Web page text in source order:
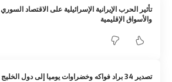
تأثير الحرب الإيرانية الإسرائيلية على الاقتصاد السوري
والأسواق الإقليمية
تصدير 34 براد فواكه وخضراوات يوميا إلى دول الخليج